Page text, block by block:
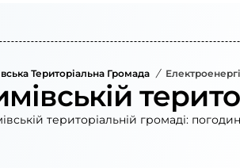
Якимівська Територіальна Громада /
територіальній громаді: